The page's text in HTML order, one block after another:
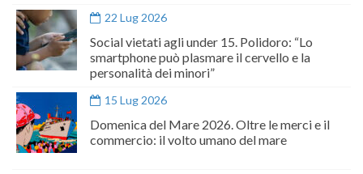
22 Lug 2026
Social vietati agli under 15. Polidoro: “Lo
smartphone può plasmare il cervello e la
personalità dei minori”
15 Lug 2026
Domenica del Mare 2026. Oltre le merci e il
commercio: il volto umano del mare